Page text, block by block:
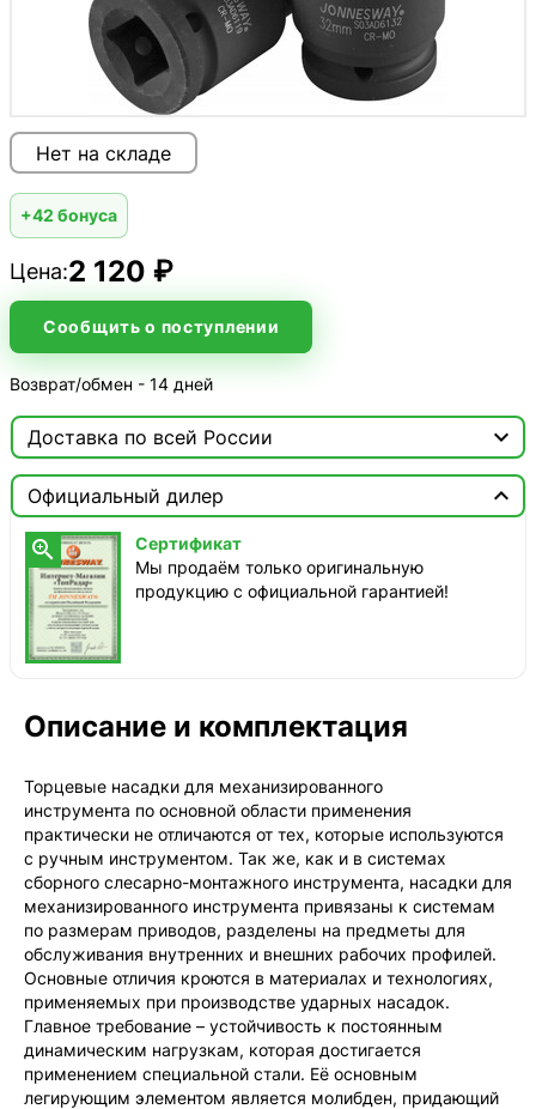
Нет на складе
+42 бонуса
Цена:2 120 ₽
Сообщить о поступлении
Возврат/обмен - 14 дней
Доставка по всей России 
 Москва
Доставка этого товара недоступна
Официальный дилер


Сертификат
Мы продаём только оригинальную
продукцию с официальной гарантией!
Описание и комплектация
Торцевые насадки для механизированного
инструмента по основной области применения
практически не отличаются от тех, которые используются
с ручным инструментом. Так же, как и в системах
сборного слесарно-монтажного инструмента, насадки для
механизированного инструмента привязаны к системам
по размерам приводов, разделены на предметы для
обслуживания внутренних и внешних рабочих профилей.
Основные отличия кроются в материалах и технологиях,
применяемых при производстве ударных насадок.
Главное требование – устойчивость к постоянным
динамическим нагрузкам, которая достигается
применением специальной стали. Её основным
легирующим элементом является молибден, придающий